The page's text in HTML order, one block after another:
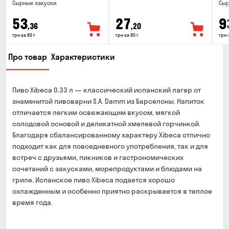
Cырные закуски
53,36
грн за 80 г
27,20
грн за 80 г грн
Про товар Характеристики
Пиво Xibeca 0.33 л — классический испанский лагер от
знаменитой пивоварни S.A. Damm из Барселоны. Напиток
отличается легким освежающим вкусом, мягкой
солодовой основой и деликатной хмелевой горчинкой.
Благодаря сбалансированному характеру Xibeca отлично
подходит как для повседневного употребления, так и для
встреч с друзьями, пикников и гастрономических
сочетаний с закусками, морепродуктами и блюдами на
гриле. Испанское пиво Xibeca подается хорошо
охлажденным и особенно приятно раскрывается в теплое
время года.